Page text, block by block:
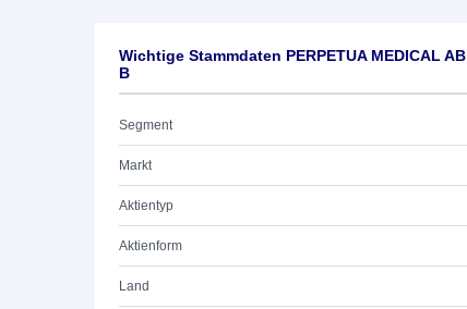
Wichtige Stammdaten PERPETUA MEDICAL AB
B
Segment
Markt
Aktientyp
Aktienform
Land